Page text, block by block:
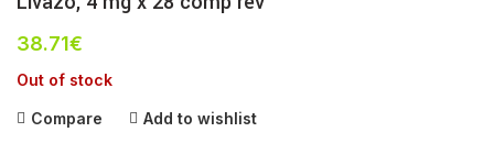
38.71€
Out of stock
Compare Add to wishlist